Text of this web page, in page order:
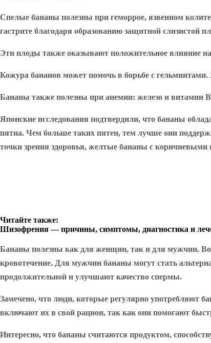
Спелые бананы полезны при геморрое, язвенном
гастрите благодаря образованию защитной слизистой
Эти плоды также оказывают положительное влияние
Кожура бананов может помочь в борьбе с
Бананы также полезны при анемии: железо и витамин
Японские исследования подтвердили, что бананы
пятна. Чем больше таких пятен, тем лучше они
точки зрения здоровья, желтые бананы с коричневыми
Читайте также:
Шизофрения — причины, симптомы, диагностика и
Бананы полезны как для женщин, так и для мужчин. Во
кровотечение. Для мужчин бананы могут стать
продолжительной и улучшают качество спермы.
Замечено, что люди, которые регулярно употребляют
включают их в свой рацион, так как они помогают
Интересно, что бананы считаются продуктом,